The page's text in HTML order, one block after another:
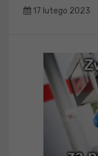
17 lutego 2023